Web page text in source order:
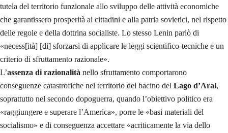
tutela del territorio funzionale allo sviluppo delle attività economiche
che garantissero prosperità ai cittadini e alla patria sovietici, nel rispetto
delle regole e della dottrina socialiste. Lo stesso Lenin parlò di
«necess[ità] [di] sforzarsi di applicare le leggi scientifico-tecniche e un
criterio di sfruttamento razionale».
L’assenza di razionalità nello sfruttamento comportarono
conseguenze catastrofiche nel territorio del bacino del Lago d’Aral,
soprattutto nel secondo dopoguerra, quando l’obiettivo politico era
«raggiungere e superare l’America», porre le «basi materiali del
socialismo» e di conseguenza accettare «acriticamente la via dello